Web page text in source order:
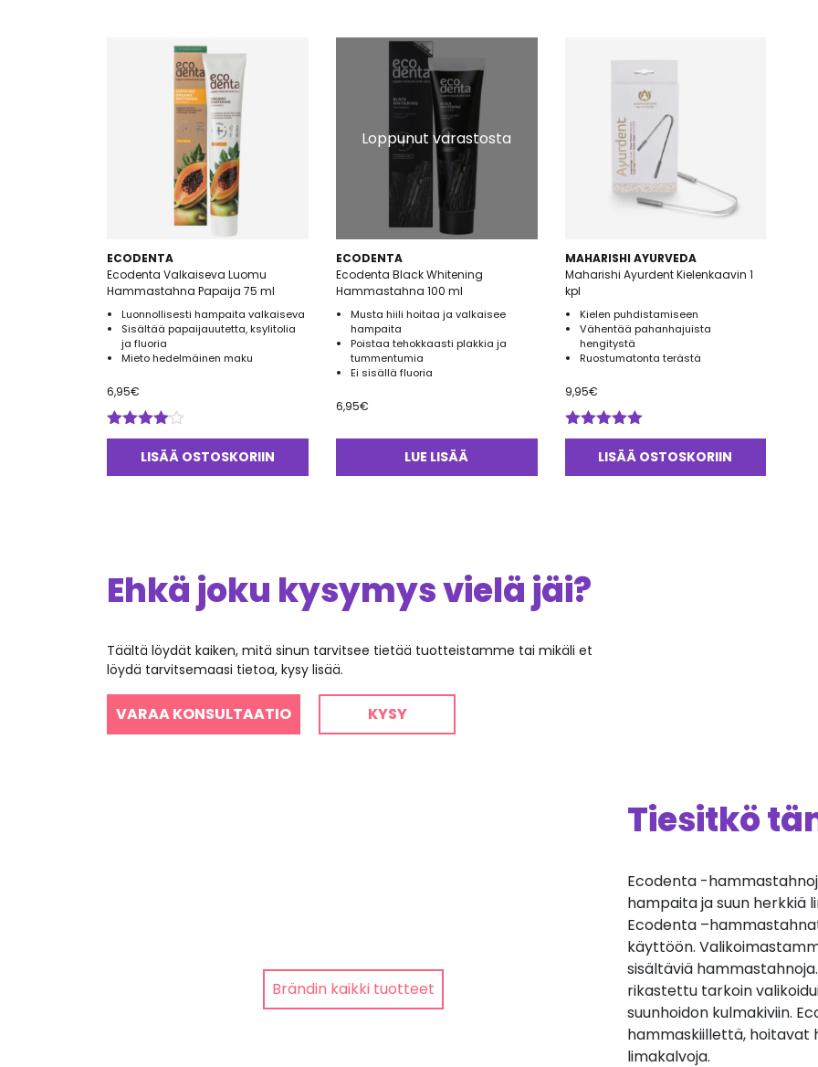
ECODENTA
Ecodenta Valkaiseva Luomu
Hammastahna Papaija 75 ml
Luonnollisesti hampaita valkaiseva
Sisältää papaijauutetta, ksylitolia
ja fluoria
Mieto hedelmäinen maku
6,95€
Arvostelu
tuotteesta:
LISÄÄ OSTOSKORIIN
Loppunut varastosta
ECODENTA
Ecodenta Black Whitening
Hammastahna 100 ml
Musta hiili hoitaa ja valkaisee
hampaita
Poistaa tehokkaasti plakkia ja
tummentumia
Ei sisällä fluoria
6,95€
LUE LISÄÄ
MAHARISHI AYURVEDA
Maharishi Ayurdent Kielenkaavin 1
kpl
Kielen puhdistamiseen
Vähentää pahanhajuista
hengitystä
Ruostumatonta terästä
9,95€
Arvostelu
tuotteesta:
LISÄÄ OSTOSKORIIN
Ehkä joku kysymys vielä jäi?
Täältä löydät kaiken, mitä sinun tarvitsee tietää tuotteistamme tai mikäli et
löydä tarvitsemaasi tietoa, kysy lisää.
VARAA KONSULTAATIO KYSY
Brändin kaikki tuotteet
Tiesitkö
Ecodenta -
hampaita ja suun herkkiä
Ecodenta
käyttöön.
sisältäviä
rikastettu tarkoin
suunhoidon kulmakiviin.
hammaskiillettä, hoitavat
limakalvoja.